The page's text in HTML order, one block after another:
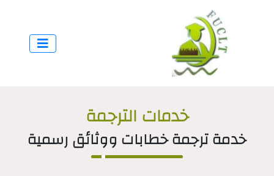
خدمات الترجمة
خدمة ترجمة خطابات ووثائق رسمية